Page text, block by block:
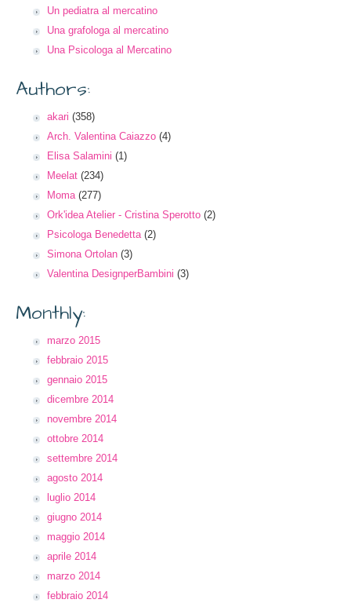
Un pediatra al mercatino
Una grafologa al mercatino
Una Psicologa al Mercatino
Authors:
akari (358)
Arch. Valentina Caiazzo (4)
Elisa Salamini (1)
Meelat (234)
Moma(277)
Ork'idea Atelier - Cristina Sperotto (2)
Psicologa Benedetta(2)
Simona Ortolan (3)
Valentina DesignperBambini (3)
Monthly:
marzo 2015
febbraio 2015
gennaio 2015
dicembre 2014
novembre 2014
ottobre 2014
settembre 2014
agosto 2014
luglio 2014
giugno 2014
maggio 2014
aprile 2014
marzo 2014
febbraio 2014